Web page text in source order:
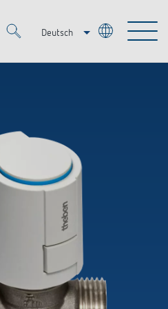
Deutsch
Italiano
Bewegungsmelder